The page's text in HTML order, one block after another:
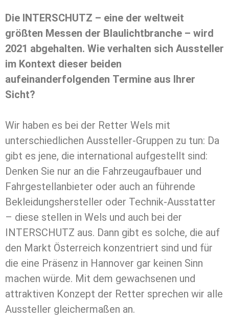
Die INTERSCHUTZ – eine der weltweit
größten Messen der Blaulichtbranche – wird
2021 abgehalten. Wie verhalten sich Aussteller
im Kontext dieser beiden
aufeinanderfolgenden Termine aus Ihrer
Sicht?
Wir haben es bei der Retter Wels mit
unterschiedlichen Aussteller-Gruppen zu tun: Da
gibt es jene, die international aufgestellt sind:
Denken Sie nur an die Fahrzeugaufbauer und
Fahrgestellanbieter oder auch an führende
Bekleidungshersteller oder Technik-Ausstatter
– diese stellen in Wels und auch bei der
INTERSCHUTZ aus. Dann gibt es solche, die auf
den Markt Österreich konzentriert sind und für
die eine Präsenz in Hannover gar keinen Sinn
machen würde. Mit dem gewachsenen und
attraktiven Konzept der Retter sprechen wir alle
Aussteller gleichermaßen an.